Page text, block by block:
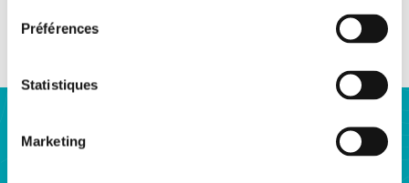
Préférences
Statistiques
Marketing
Flandre-Occidentale
Limbourg